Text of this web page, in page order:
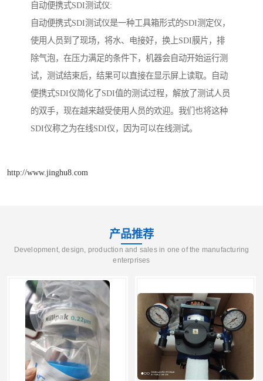
自动便携式SDI测试仪:
自动便携式SDI测试仪是一种工具箱形式的SDI测定仪，
使用人员到了现场，将水、电接好，换上SDI膜片，排
除气泡，在压力满足的条件下，机器会自动开始运行测
试，测试结束后，结果可以直接在显示屏上读取。自动
便携式SDI仪简化了SDI值的测试过程，解放了测试人员
的双手，现在越来越受使用人员的欢迎。我们也将这种
SDI仪称之为在线SDI仪，因为可以在线测试。
http://www.jinghu8.com
产品推荐
Development, design, production and sales in one of the manufacturing
enterprises